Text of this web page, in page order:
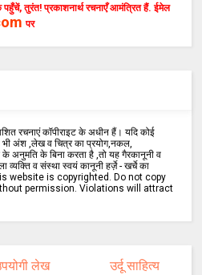
तुरंत! प्रकाशनार्थ रचनाएँ आमंत्रित हैं. ईमेल
पर
रचनाएं कॉपीराइट के अधीन हैं। यदि कोई
भी अंश ,लेख व चित्र का प्रयोग,नकल,
अनुमति के बिना करता है ,तो यह गैरकानूनी व
व्यक्ति व संस्था स्वयं कानूनी हर्ज़े - खर्चे का
website is copyrighted. Do not copy
permission. Violations will attract
लेख उर्दू साहित्य